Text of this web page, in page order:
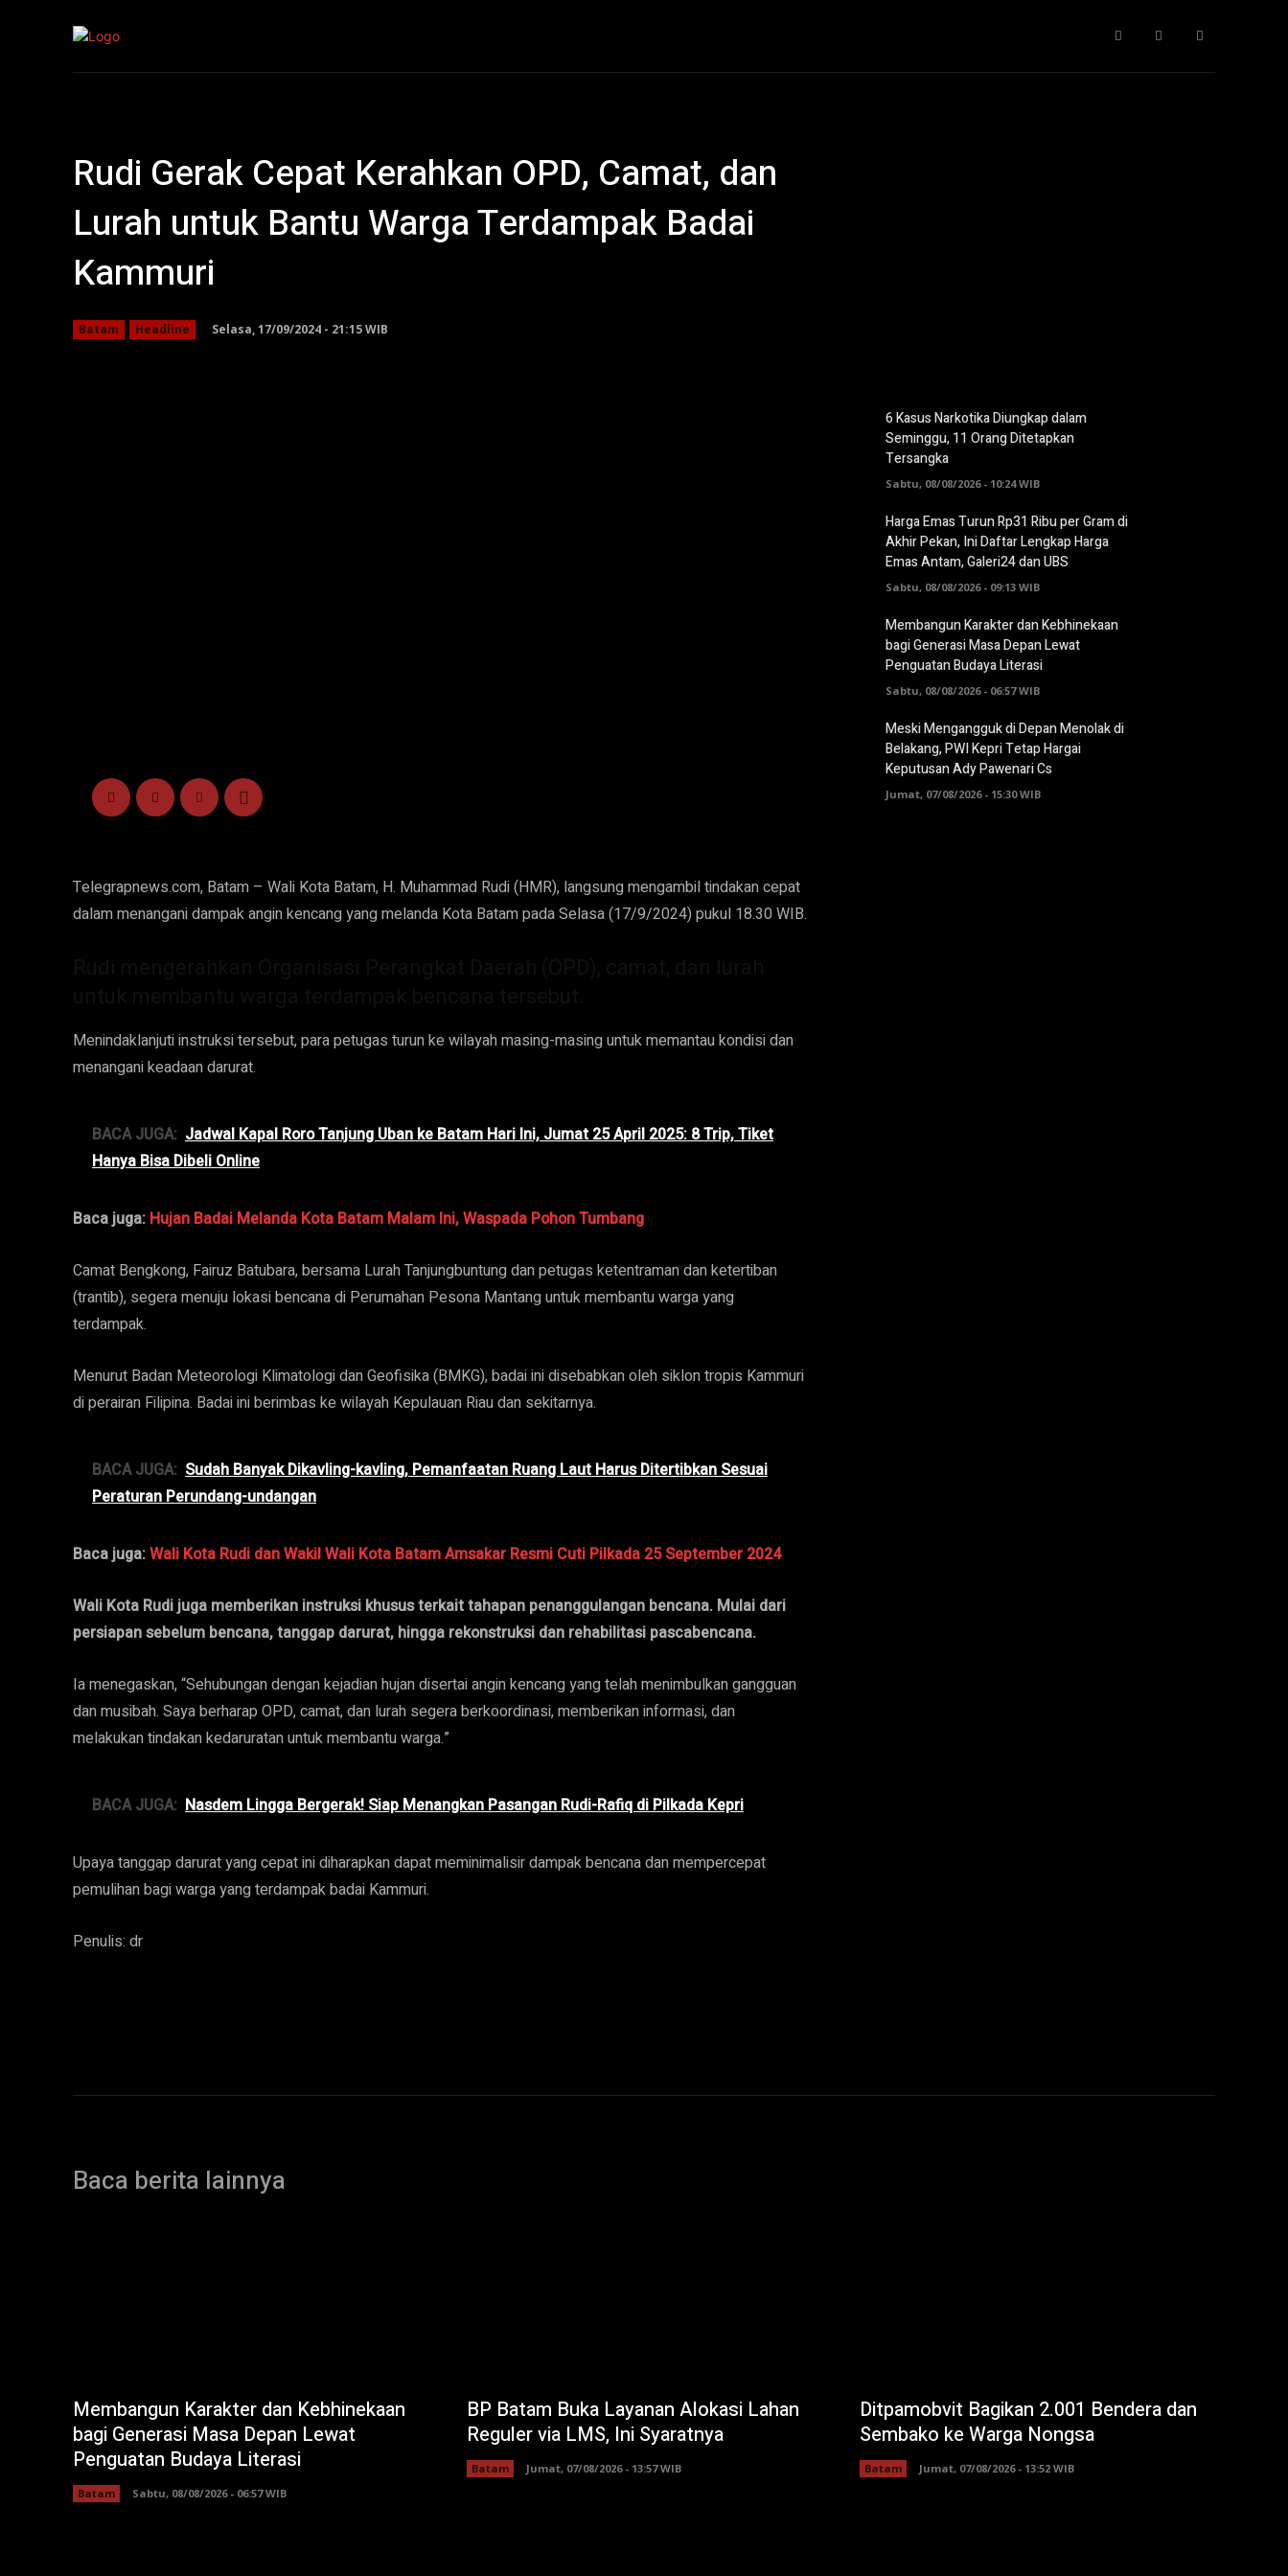
Pendidikan More
Rudi Gerak Cepat Kerahkan OPD, Camat, dan
Lurah untuk Bantu Warga Terdampak Badai
Kammuri
Batam Headline Selasa, 17/09/2024 - 21:15 WIB
Telegrapnews.com, Batam – Wali Kota Batam, H. Muhammad Rudi (HMR), langsung mengambil tindakan cepat
dalam menangani dampak angin kencang yang melanda Kota Batam pada Selasa (17/9/2024) pukul 18.30 WIB.
Menindaklanjuti instruksi tersebut, para petugas turun ke wilayah masing-masing untuk memantau kondisi dan
menangani keadaan darurat.
BACA JUGA: Jadwal Kapal Roro Tanjung Uban ke Batam Hari Ini, Jumat 25 April 2025: 8 Trip, Tiket
Hanya Bisa Dibeli Online
Baca juga: Hujan Badai Melanda Kota Batam Malam Ini, Waspada Pohon Tumbang
Camat Bengkong, Fairuz Batubara, bersama Lurah Tanjungbuntung dan petugas ketentraman dan ketertiban
(trantib), segera menuju lokasi bencana di Perumahan Pesona Mantang untuk membantu warga yang
terdampak.
Menurut Badan Meteorologi Klimatologi dan Geofisika (BMKG), badai ini disebabkan oleh siklon tropis Kammuri
di perairan Filipina. Badai ini berimbas ke wilayah Kepulauan Riau dan sekitarnya.
BACA JUGA: Sudah Banyak Dikavling-kavling, Pemanfaatan Ruang Laut Harus Ditertibkan Sesuai
Peraturan Perundang-undangan
Baca juga:Wali Kota Rudi dan Wakil Wali Kota Batam Amsakar Resmi Cuti Pilkada 25 September 2024
Wali Kota Rudi juga memberikan instruksi khusus terkait tahapan penanggulangan bencana. Mulai dari
persiapan sebelum bencana, tanggap darurat, hingga rekonstruksi dan rehabilitasi pascabencana.
Ia menegaskan, “Sehubungan dengan kejadian hujan disertai angin kencang yang telah menimbulkan gangguan
dan musibah. Saya berharap OPD, camat, dan lurah segera berkoordinasi, memberikan informasi, dan
melakukan tindakan kedaruratan untuk membantu warga.”
BACA JUGA: Nasdem Lingga Bergerak! Siap Menangkan Pasangan Rudi-Rafiq di Pilkada Kepri
Upaya tanggap darurat yang cepat ini diharapkan dapat meminimalisir dampak bencana dan mempercepat
pemulihan bagi warga yang terdampak badai Kammuri.
Penulis: dr
6 Kasus Narkotika Diungkap dalam
Seminggu, 11 Orang Ditetapkan
Tersangka
Sabtu, 08/08/2026 - 10:24 WIB
Harga Emas Turun Rp31 Ribu per Gram di
Akhir Pekan, Ini Daftar Lengkap Harga
Emas Antam, Galeri24 dan UBS
Sabtu, 08/08/2026 - 09:13 WIB
Membangun Karakter dan Kebhinekaan
bagi Generasi Masa Depan Lewat
Penguatan Budaya Literasi
Sabtu, 08/08/2026 - 06:57 WIB
Meski Mengangguk di Depan Menolak di
Belakang, PWI Kepri Tetap Hargai
Keputusan Ady Pawenari Cs
Jumat, 07/08/2026 - 15:30 WIB
Baca berita lainnya
Membangun Karakter dan Kebhinekaan
bagi Generasi Masa Depan Lewat
Penguatan Budaya Literasi
Batam Sabtu, 08/08/2026 - 06:57 WIB
BP Batam Buka Layanan Alokasi Lahan
Reguler via LMS, Ini Syaratnya
Batam Jumat, 07/08/2026 - 13:57 WIB
Ditpamobvit Bagikan 2.001 Bendera dan
Sembako ke Warga Nongsa
Batam Jumat, 07/08/2026 - 13:52 WIB